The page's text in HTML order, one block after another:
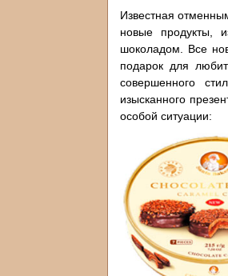
Известная
новые продукты,
шоколадом. Все
подарок для
совершенного
изысканного
особой ситуации: